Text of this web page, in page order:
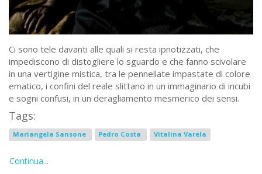
Ci sono tele davanti alle quali si resta ipnotizzati, che
impediscono di distogliere lo sguardo e che fanno scivolare
in una vertigine mistica, tra le pennellate impastate di colore
ematico, i confini del reale slittano in un immaginario di incubi
e sogni confusi, in un deragliamento mesmerico dei sensi.
Tags:
Mariangela Sansone Pedro Costa Vitalina Varela
Continua...